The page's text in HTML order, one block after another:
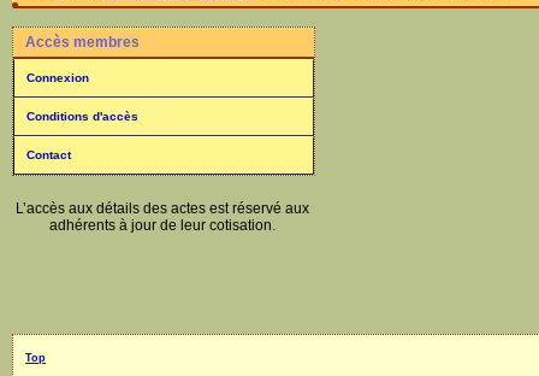
Accès membres
Connexion
Conditions d'accès
Contact
L’accès aux détails des actes est réservé aux
adhérents à jour de leur cotisation.
Top